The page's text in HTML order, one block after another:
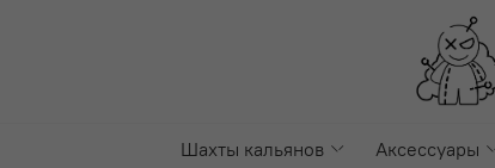
Шахты кальянов Аксессуары